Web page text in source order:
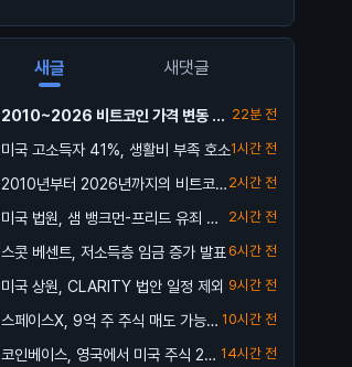
새글 새댓글
2010~2026 비트코인 가격 변동 총
정리 ...
22분 전
미국 고소득자 41%, 생활비 부족 호소1시간 전
2010년부터 2026년까지의 비트코인
가격 ...
2시간 전
미국 법원, 샘 뱅크먼-프리드 유죄 확
2시간 전
스콧 베센트, 저소득층 임금 증가 발표 6시간 전
미국 상원, CLARITY 법안 일정 제외 9시간 전
스페이스X, 9억 주 주식 매도 가능해 10시간 전
코인베이스, 영국에서 미국 주식 24/ 14시간 전